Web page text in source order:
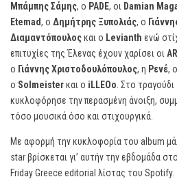
Μπάμπης Σάμης, ο PADE, οι Damian
Etemad, ο Δημήτρης Ξυπολιάς, ο
Διαμαντόπουλοςκαι ο Levianth ενώ
επιτυχίες της Έλενας έχουν χαρίσει οι
ο Γιάννης Χριστοδουλόπουλος, η Ρενέ, ο
ο Solmeisterκαι ο iLLEOo . Στο
κυκλοφόρησε την περασμένη άνοιξη,
τόσο μουσικά όσο και στιχουργικά.
Με αφορμή την κυκλοφορία του album
star βρίσκεται γι’ αυτήν την εβδομάδα
Friday Greece editorial λίστας του Spotify.